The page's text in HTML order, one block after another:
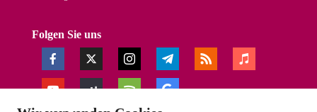
Folgen Sie uns